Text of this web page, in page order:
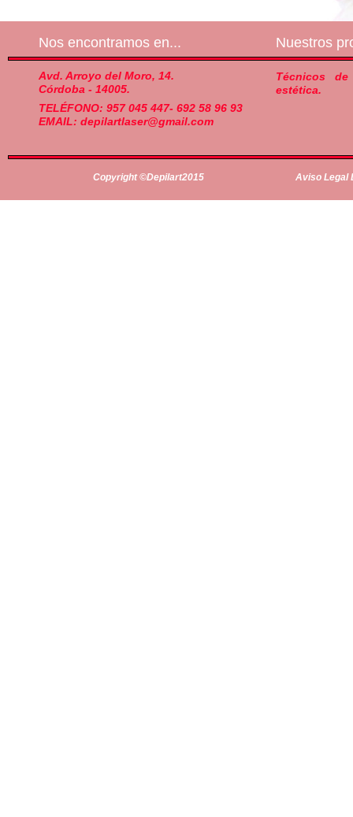
Nos encontramos en... Nuestros
Avd. Arroyo del Moro, 14.
Córdoba - 14005.
TELÉFONO: 957 045 447- 692 58 96 93
EMAIL: depilartlaser@gmail.com
Técnicos
estética.
Copyright ©Depilart2015 Aviso Legal